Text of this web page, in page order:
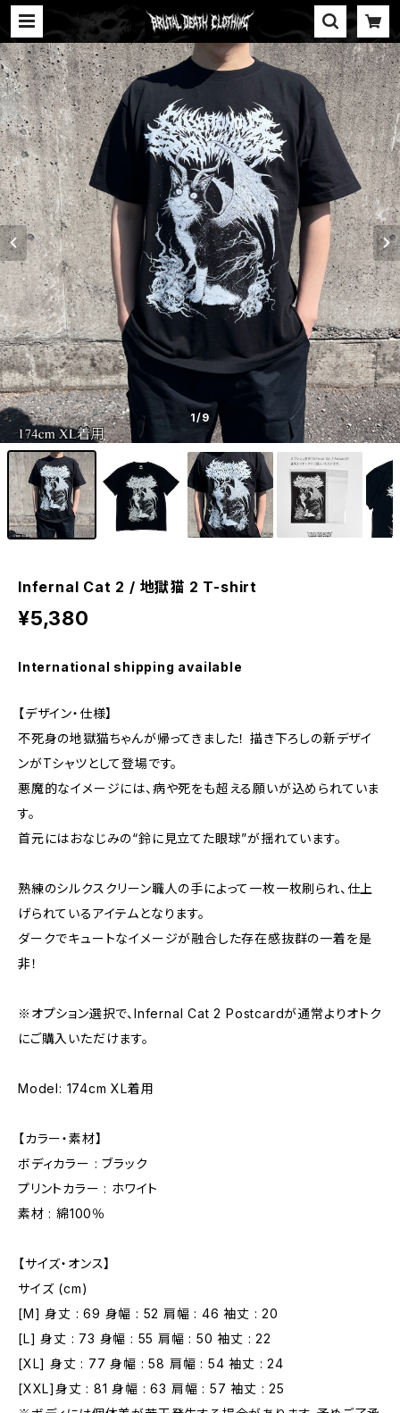
1/9
Infernal Cat 2 / 地獄猫 2 T-shirt
¥5,380
International shipping available
【デザイン・仕様】
不死身の地獄猫ちゃんが帰ってきました！ 描き下ろしの新デザイ
ンがTシャツとして登場です。
悪魔的なイメージには、病や死をも超える願いが込められていま
す。
首元にはおなじみの“鈴に見立てた眼球”が揺れています。
熟練のシルクスクリーン職人の手によって一枚一枚刷られ、仕上
げられているアイテムとなります。
ダークでキュートなイメージが融合した存在感抜群の一着を是
非！
※オプション選択で、Infernal Cat 2 Postcardが通常よりオトク
にご購入いただけます。
Model: 174cm XL着用
【カラー・素材】
ボディカラー : ブラック
プリントカラー : ホワイト
素材 : 綿100％
【サイズ・オンス】
サイズ (cm)
[M] 身丈 : 69 身幅 : 52 肩幅 : 46 袖丈 : 20
[L] 身丈 : 73 身幅 : 55 肩幅 : 50 袖丈 : 22
[XL] 身丈 : 77 身幅 : 58 肩幅 : 54 袖丈 : 24
[XXL]身丈 : 81 身幅 : 63 肩幅 : 57 袖丈 : 25